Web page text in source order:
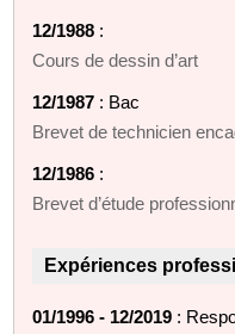
12/1988 :
Cours de dessin d’art
12/1987 : Bac
Brevet de technicien
12/1986 :
Brevet d’étude
Expériences
01/1996 - 12/2019 :